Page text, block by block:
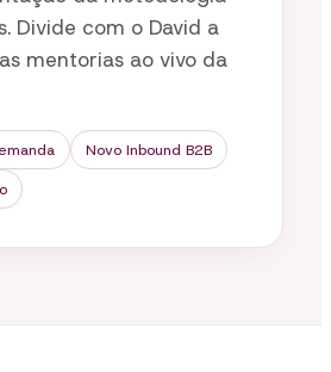
Divide com o David a
mentorias ao vivo da
Novo Inbound B2B